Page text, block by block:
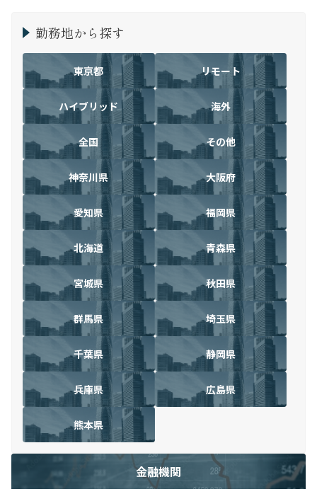
勤務地から探す
東京都 リモート
ハイブリッド 海外
全国 その他
神奈川県 大阪府
愛知県 福岡県
北海道 青森県
宮城県 秋田県
群馬県 埼玉県
千葉県 静岡県
兵庫県 広島県
熊本県
金融機関